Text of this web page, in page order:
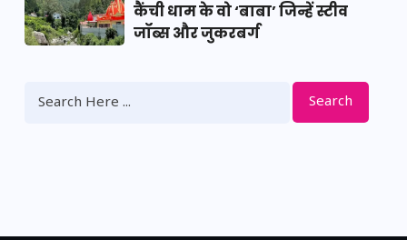
कैंची धाम के वो ‘बाबा’ जिन्हें स्टीव
जॉब्स और जुकरबर्ग
Search